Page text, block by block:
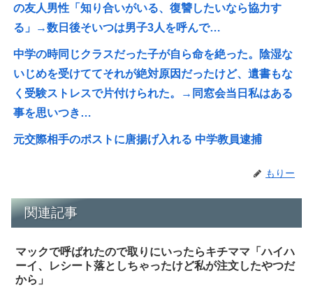
の友人男性「知り合いがいる、復讐したいなら協力す
る」→数日後そいつは男子3人を呼んで…
中学の時同じクラスだった子が自ら命を絶った。陰湿な
いじめを受けててそれが絶対原因だったけど、遺書もな
く受験ストレスで片付けられた。→同窓会当日私はある
事を思いつき…
元交際相手のポストに唐揚げ入れる 中学教員逮捕
もりー
関連記事
マックで呼ばれたので取りにいったらキチママ「ハイハ
ーイ、レシート落としちゃったけど私が注文したやつだ
から」